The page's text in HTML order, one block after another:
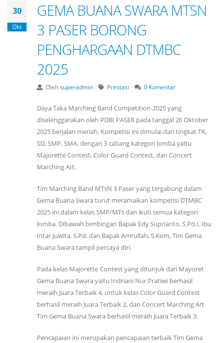
30
Okt
GEMA BUANA SWARA MTSN
3 PASER BORONG
PENGHARGAAN DTMBC
2025
Olehsuperadmin Prestasi 0 Komentar
Daya Taka Marching Band Competition 2025 yang
diselenggarakan oleh PDBI PASER pada tanggal 26 Oktober
2025 berjalan meriah. Kompetisi ini dimulai dari tingkat TK,
SD, SMP, SMA, dengan 3 cabang kategori lomba yaitu
Majorette Contest, Color Guard Contest, dan Concert
Marching Art.
Tim Marching Band MTsN 3 Paser yang tergabung dalam
Gema Buana Swara turut meramaikan kompetisi DTMBC
2025 ini dalam kelas SMP/MTs dan ikuti semua kategori
lomba. Dibawah bimbingan Bapak Edy Suprianto, S.Pd.I, Ibu
Intar Juwita, S.Pd, dan Bapak Amrullah, S.Kom, Tim Gema
Buana Swara tampil percaya diri.
Pada kelas Majorette Contest yang ditunjuk dari Mayoret
Gema Buana Swara yaitu Indriani Nur Pratiwi berhasil
meraih Juara Terbaik 4, untuk kelas Color Guard Contest
berhasil meraih Juara Terbaik 2, dan Concert Marching Art
Tim Gema Buana Swara berhasil meraih Juara Terbaik 3.
Pencapaian ini merupakan pencapaian terbaik Tim Gema